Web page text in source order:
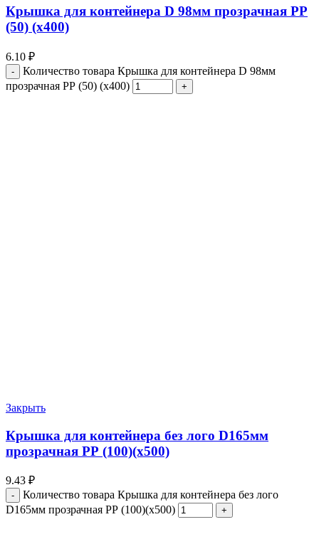
Крышка для контейнера D 98мм прозрачная РР
(50) (х400)
6.10 ₽
Количество товара Крышка для контейнера D 98мм
прозрачная РР (50) (х400)
Закрыть
Крышка для контейнера без лого D165мм
прозрачная РР (100)(х500)
9.43 ₽
Количество товара Крышка для контейнера без лого
D165мм прозрачная РР (100)(х500)